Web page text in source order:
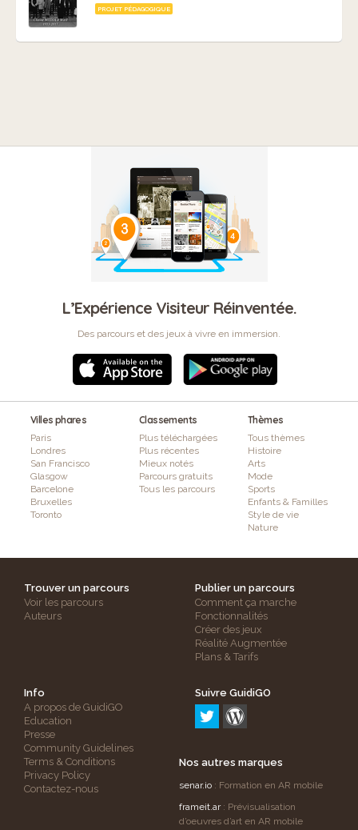
PROJET PÉDAGOGIQUE
L’Expérience Visiteur Réinventée.
Des parcours et des jeux à vivre en immersion.
Villes phares
Paris
Londres
San Francisco
Glasgow
Barcelone
Bruxelles
Toronto
Classements
Plus téléchargées
Plus récentes
Mieux notés
Parcours gratuits
Tous les parcours
Thèmes
Tous thèmes
Histoire
Arts
Mode
Sports
Enfants & Familles
Style de vie
Nature
Trouver un parcours
Voir les parcours
Auteurs
Publier un parcours
Comment ça marche
Fonctionnalités
Créer des jeux
Réalité Augmentée
Plans & Tarifs
Info
A propos de GuidiGO
Education
Presse
Community Guidelines
Terms & Conditions
Privacy Policy
Contactez-nous
Suivre GuidiGO
Nos autres marques
senar.io : Formation en AR mobile
frameit.ar: Prévisualisation
d’oeuvres d’art en AR mobile